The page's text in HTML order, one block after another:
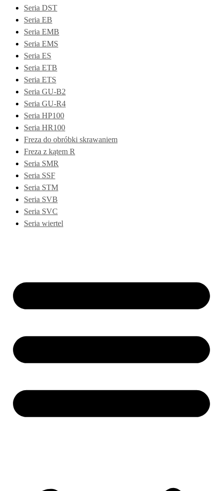
Seria DST
Seria EB
Seria EMB
Seria EMS
Seria ES
Seria ETB
Seria ETS
Seria GU-B2
Seria GU-R4
Seria HP100
Seria HR100
Freza do obróbki skrawaniem
Freza z kątem R
Seria SMR
Seria SSF
Seria STM
Seria SVB
Seria SVC
Seria wiertel